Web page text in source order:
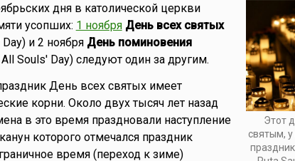
Этот
святым, у
дня в католической церкви
усопших: 1 ноября День всех святых
и 2 ноября День поминовения
Souls' Day) следуют один за другим.
День всех святых имеет
корни. Около двух тысяч лет назад
в это время праздновали наступление
которого отмечался праздник
время (переход к зиме)